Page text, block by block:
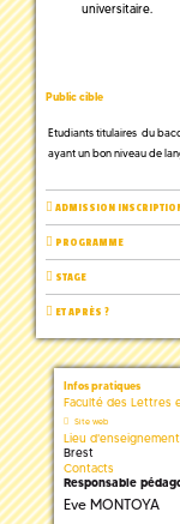
universitaire.
Public cible
Etudiants titulaires du
ayant un bon niveau de
ADMISSION
PROGRAMME
STAGE
ET APRÈS ?
Infos pratiques
Faculté des Lettres
Site web
Lieu d'enseignement
Brest
Contacts
Responsable
Eve MONTOYA